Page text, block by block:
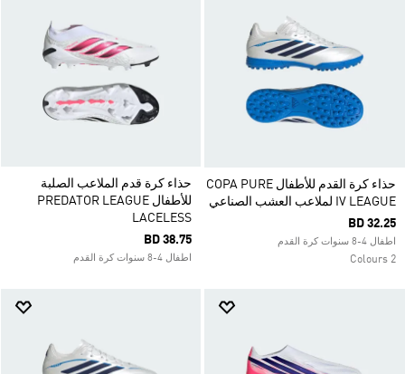
حذاء كرة القدم للأطفال COPA PURE
IV LEAGUE لملاعب العشب الصناعي
BD 32.25
اطفال 4-8 سنوات كرة القدم
2 Colours
حذاء كرة قدم الملاعب الصلبة
للأطفال PREDATOR LEAGUE
LACELESS
BD 38.75
اطفال 4-8 سنوات كرة القدم